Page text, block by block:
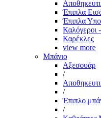
Έπιπλα
Έπιπλα
Καλόγεροι
Καρέκλες
view more
Μπάνιο
Αξεσουάρ
/
/
Έπιπλο
/